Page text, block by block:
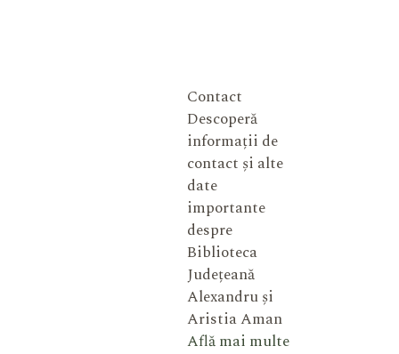
Contact
Descoperă
informații de
contact și alte
date
importante
despre
Biblioteca
Județeană
Alexandru și
Aristia Aman
Află mai multe